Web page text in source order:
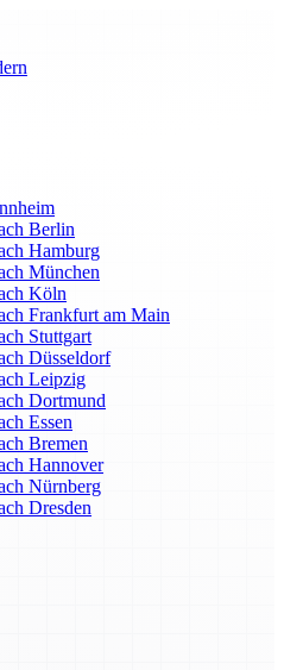
Berlin
Hamburg
München
Köln
Frankfurt am Main
Stuttgart
Düsseldorf
Leipzig
Dortmund
Essen
Bremen
Hannover
Nürnberg
Dresden